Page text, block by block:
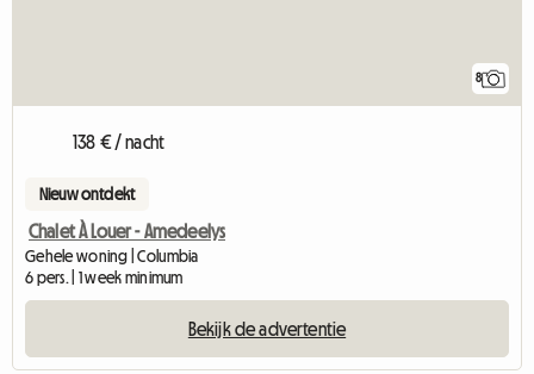
8
138 € / nacht
Nieuw ontdekt
Chalet À Louer - Amedeelys
Gehele woning | Columbia
6 pers. | 1 week minimum
Bekijk de advertentie